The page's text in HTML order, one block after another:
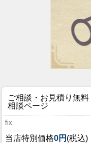
ご相談・お見積り無料
相談ページ
fix
当店特別価格0円 (税込)